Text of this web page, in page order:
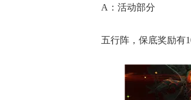
A：活动部分
五行阵，保底奖励有